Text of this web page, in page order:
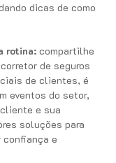
dicas de como
rotina: compartilhe
de seguros
de clientes, é
eventos do setor,
e sua
soluções para
e